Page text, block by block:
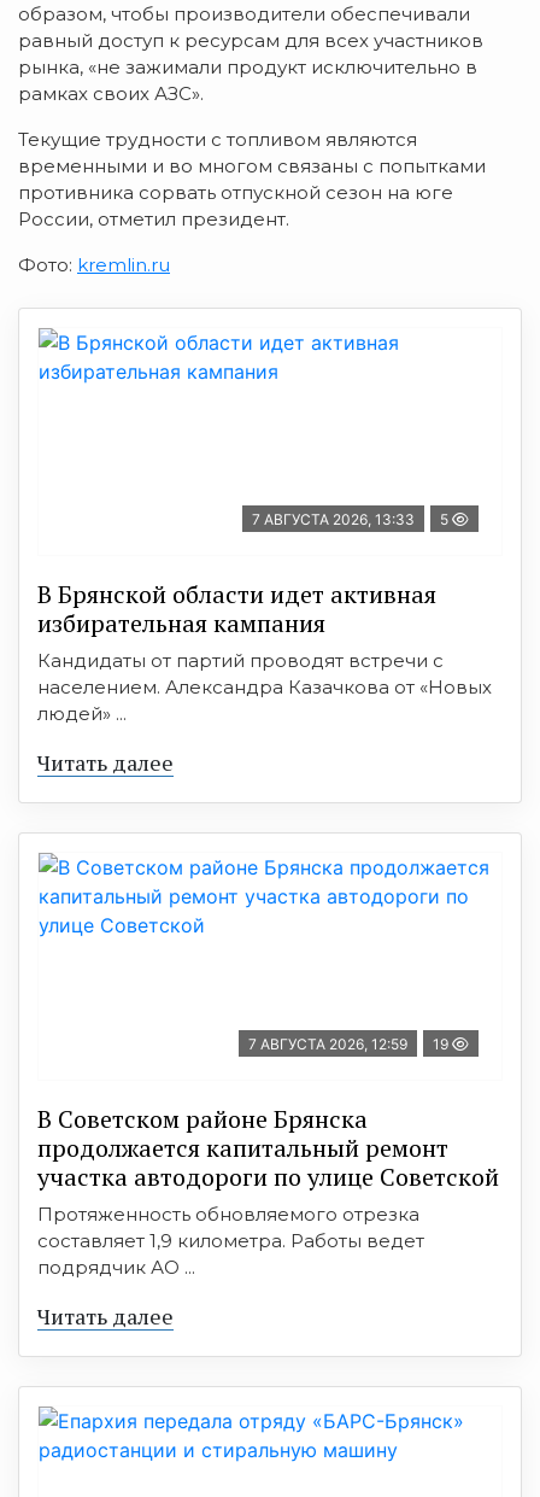
образом, чтобы производители обеспечивали
равный доступ к ресурсам для всех участников
рынка, «не зажимали продукт исключительно в
рамках своих АЗС».
Текущие трудности с топливом являются
временными и во многом связаны с попытками
противника сорвать отпускной сезон на юге
России, отметил президент.
Фото: kremlin.ru
7 АВГУСТА 2026, 13:33 5
В Брянской области идет активная
избирательная кампания
Кандидаты от партий проводят встречи с
населением. Александра Казачкова от «Новых
людей» ...
Читать далее
7 АВГУСТА 2026, 12:59 19
В Советском районе Брянска
продолжается капитальный ремонт
участка автодороги по улице Советской
Протяженность обновляемого отрезка
составляет 1,9 километра. Работы ведет
подрядчик АО ...
Читать далее